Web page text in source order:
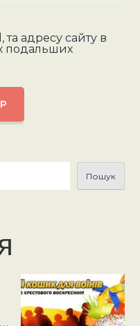
та адресу сайту в
подальших
Пошук